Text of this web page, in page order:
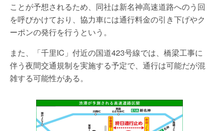
ことが予想されるため、同社は新名神高速道路へのう回
を呼びかけており、協力車には通行料金の引き下げやク
ーポンの発行を行うという。
また、「千里IC」付近の国道423号線では、橋梁工事に
伴う夜間交通規制を実施する予定で、通行は可能だが混
雑する可能性がある。